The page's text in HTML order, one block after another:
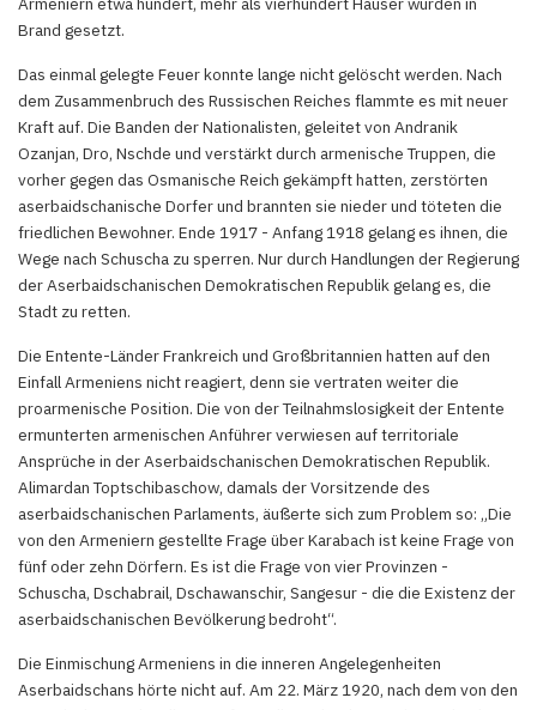
Brand gesetzt.
Das einmal gelegte Feuer konnte lange nicht gelöscht werden. Nach
dem Zusammenbruch des Russischen Reiches flammte es mit neuer
Kraft auf. Die Banden der Nationalisten, geleitet von Andranik
Ozanjan, Dro, Nschde und verstärkt durch armenische Truppen, die
vorher gegen das Osmanische Reich gekämpft hatten, zerstörten
aserbaidschanische Dorfer und brannten sie nieder und töteten die
friedlichen Bewohner. Ende 1917 - Anfang 1918 gelang es ihnen, die
Wege nach Schuscha zu sperren. Nur durch Handlungen der Regierung
der Aserbaidschanischen Demokratischen Republik gelang es, die
Stadt zu retten.
Die Entente-Länder Frankreich und Großbritannien hatten auf den
Einfall Armeniens nicht reagiert, denn sie vertraten weiter die
proarmenische Position. Die von der Teilnahmslosigkeit der Entente
ermunterten armenischen Anführer verwiesen auf territoriale
Ansprüche in der Aserbaidschanischen Demokratischen Republik.
Alimardan Toptschibaschow, damals der Vorsitzende des
aserbaidschanischen Parlaments, äußerte sich zum Problem so: „Die
von den Armeniern gestellte Frage über Karabach ist keine Frage von
fünf oder zehn Dörfern. Es ist die Frage von vier Provinzen -
Schuscha, Dschabrail, Dschawanschir, Sangesur - die die Existenz der
aserbaidschanischen Bevölkerung bedroht“.
Die Einmischung Armeniens in die inneren Angelegenheiten
Aserbaidschans hörte nicht auf. Am 22. März 1920, nach dem von den